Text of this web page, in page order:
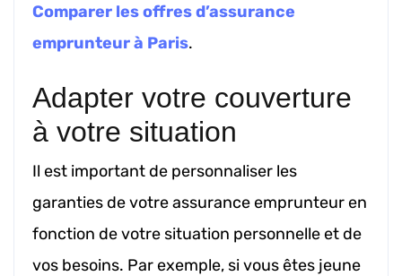
Comparer les offres d’assurance
emprunteur à Paris.
Adapter votre couverture
à votre situation
Il est important de personnaliser les
garanties de votre assurance emprunteur en
fonction de votre situation personnelle et de
vos besoins. Par exemple, si vous êtes jeune